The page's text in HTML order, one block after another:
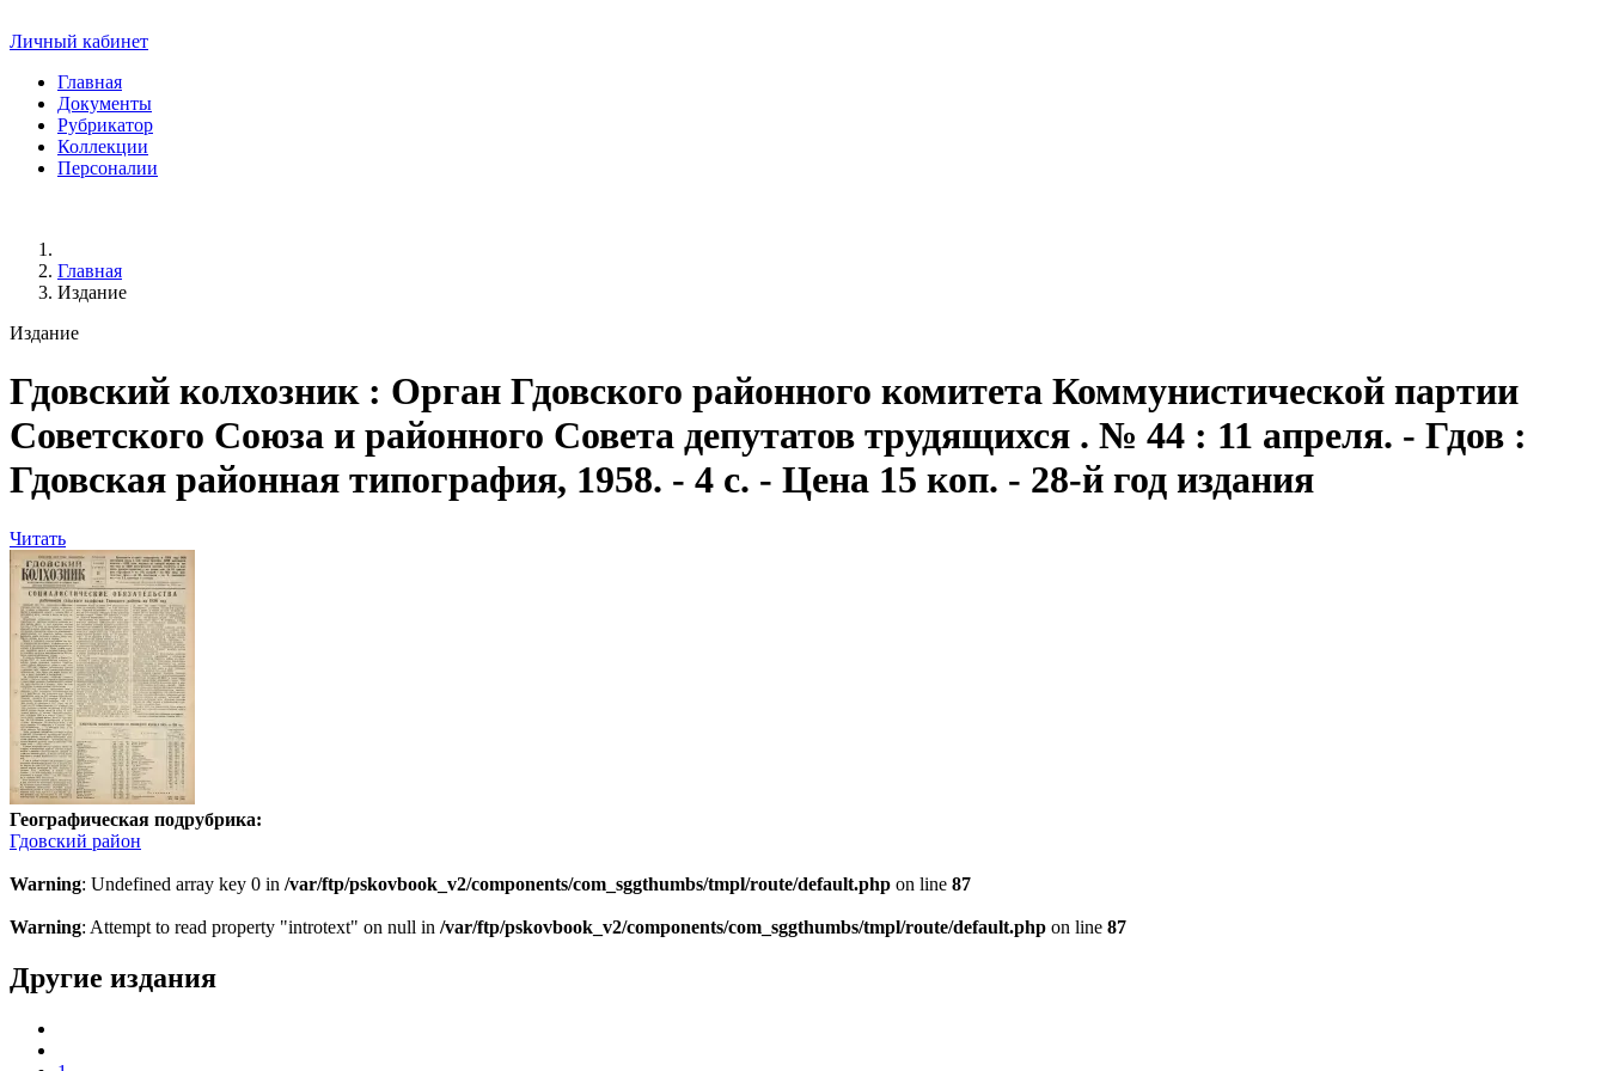
Личный кабинет
Главная
Документы
Рубрикатор
Коллекции
Персоналии
Главная
Издание
Издание
Гдовский колхозник: Орган Гдовского районного комитета Коммунистической партии
Советского Союза и районного Совета депутатов трудящихся . № 44 : 11 апреля. - Гдов :
Гдовская районная типография, 1958. - 4 с. - Цена 15 коп. - 28-й год издания
Читать
Географическая подрубрика:
Гдовский район
Warning: Undefined array key 0 in /var/ftp/pskovbook_v2/components/com_sggthumbs/tmpl/route/default.php on line 87
Warning: Attempt to read property "introtext" on null in /var/ftp/pskovbook_v2/components/com_sggthumbs/tmpl/route/default.php on line 87
Другие издания